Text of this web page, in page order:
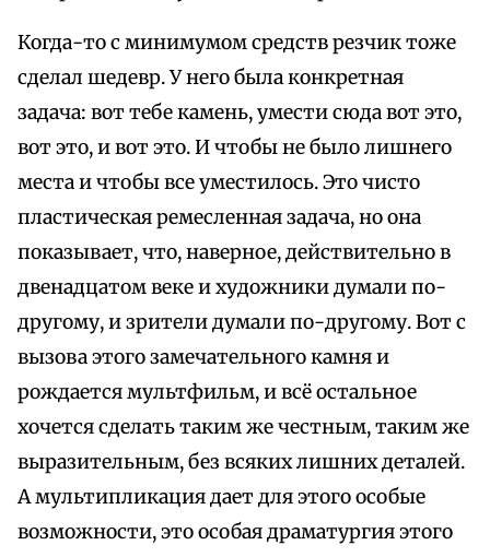
Когда-то с минимумом средств резчик тоже
сделал шедевр. У него была конкретная
задача: вот тебе камень, умести сюда вот это,
вот это, и вот это. И чтобы не было лишнего
места и чтобы все уместилось. Это чисто
пластическая ремесленная задача, но она
показывает, что, наверное, действительно в
двенадцатом веке и художники думали по-
другому, и зрители думали по-другому. Вот с
вызова этого замечательного камня и
рождается мультфильм, и всё остальное
хочется сделать таким же честным, таким же
выразительным, без всяких лишних деталей.
А мультипликация дает для этого особые
возможности, это особая драматургия этого